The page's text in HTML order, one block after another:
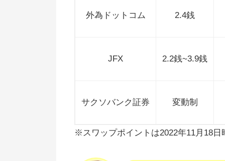
外為ドットコム 2.4銭
JFX 2.2銭~3.9銭
サクソバンク証券 変動制
※スワップポイントは2022年11月18